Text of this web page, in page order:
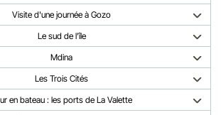
Visite d'une journée à Gozo
Le sud de l’île
Mdina
Les Trois Cités
en bateau : les ports de La Valette